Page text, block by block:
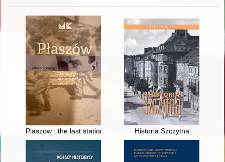
Plaszow : the last station of Kraków's JewryHistoria Szczytna